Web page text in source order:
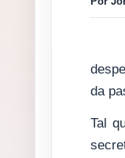
da
Tal